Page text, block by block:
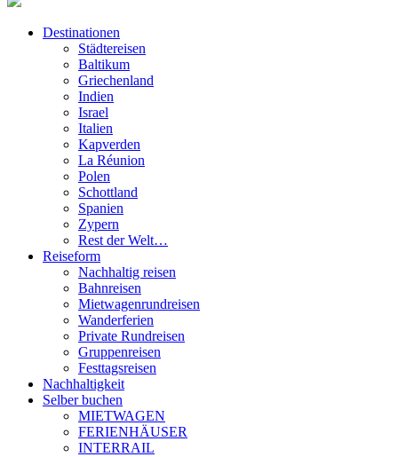
Destinationen
Städtereisen
Baltikum
Griechenland
Indien
Israel
Italien
Kapverden
La Réunion
Polen
Schottland
Spanien
Zypern
Rest der Welt…
Reiseform
Nachhaltig reisen
Bahnreisen
Mietwagenrundreisen
Wanderferien
Private Rundreisen
Gruppenreisen
Festtagsreisen
Nachhaltigkeit
Selber buchen
MIETWAGEN
FERIENHÄUSER
INTERRAIL